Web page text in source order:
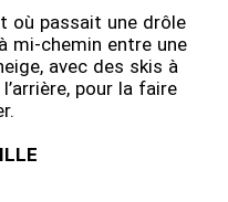
où passait une drôle
mi-chemin entre une
avec des skis à
pour la faire